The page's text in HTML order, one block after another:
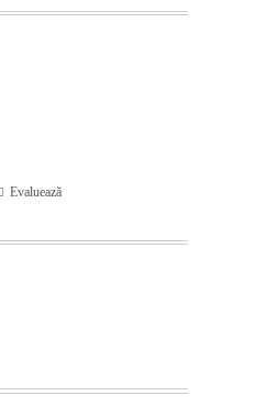
Evaluează